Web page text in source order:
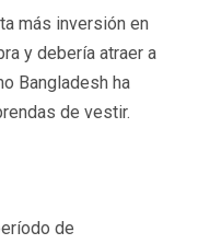
más inversión en
y debería atraer a
Bangladesh ha
de vestir.
de